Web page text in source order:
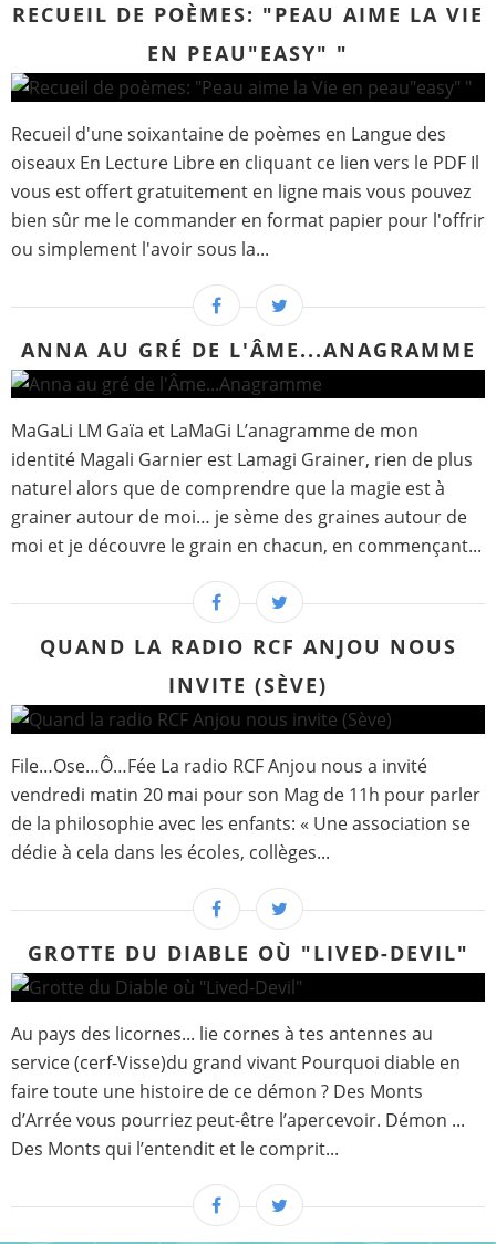
RECUEIL DE POÈMES: "PEAU AIME LA VIE
EN PEAU"EASY" "
Recueil d'une soixantaine de poèmes en Langue des
oiseaux En Lecture Libre en cliquant ce lien vers le PDF Il
vous est offert gratuitement en ligne mais vous pouvez
bien sûr me le commander en format papier pour l'offrir
ou simplement l'avoir sous la...
ANNA AU GRÉ DE L'ÂME...ANAGRAMME
MaGaLi LM Gaïa et LaMaGi L’anagramme de mon
identité Magali Garnier est Lamagi Grainer, rien de plus
naturel alors que de comprendre que la magie est à
grainer autour de moi… je sème des graines autour de
moi et je découvre le grain en chacun, en commençant...
QUAND LA RADIO RCF ANJOU NOUS
INVITE (SÈVE)
File…Ose…Ô…Fée La radio RCF Anjou nous a invité
vendredi matin 20 mai pour son Mag de 11h pour parler
de la philosophie avec les enfants: « Une association se
dédie à cela dans les écoles, collèges...
GROTTE DU DIABLE OÙ "LIVED-DEVIL"
Au pays des licornes... lie cornes à tes antennes au
service (cerf-Visse)du grand vivant Pourquoi diable en
faire toute une histoire de ce démon ? Des Monts
d’Arrée vous pourriez peut-être l’apercevoir. Démon ...
Des Monts qui l’entendit et le comprit...